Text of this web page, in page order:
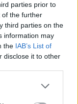
parties prior to
of the further
third parties on the
information may
the IAB’s List of
disclose it to other
hogy mi
Szidónia